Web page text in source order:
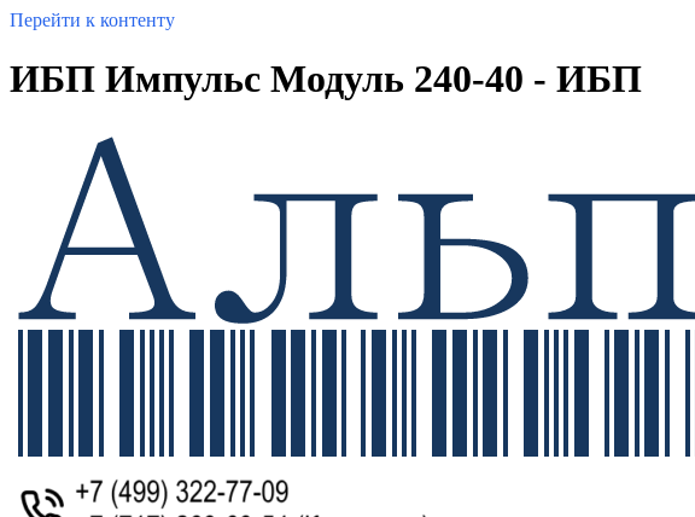
Перейти к контенту
ИБП Импульс Модуль 240-40 - ИБП